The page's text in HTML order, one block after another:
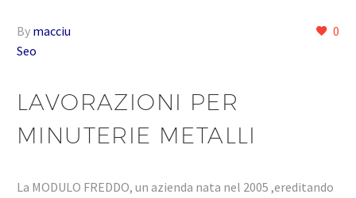
0
By macciu
Seo
LAVORAZIONI PER
MINUTERIE METALLI
La MODULO FREDDO, un azienda nata nel 2005 ,ereditando